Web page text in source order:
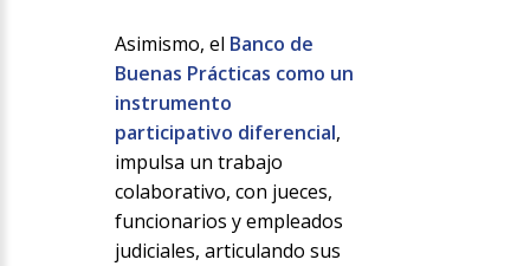
Asimismo, el Banco de
Buenas Prácticas como un
instrumento
participativo diferencial,
impulsa un trabajo
colaborativo, con jueces,
funcionarios y empleados
judiciales, articulando sus